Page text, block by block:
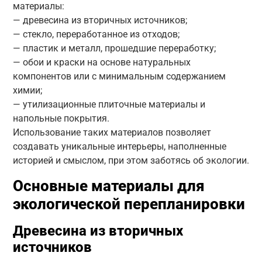
материалы:
— древесина из вторичных источников;
— стекло, переработанное из отходов;
— пластик и металл, прошедшие переработку;
— обои и краски на основе натуральных
компонентов или с минимальным содержанием
химии;
— утилизационные плиточные материалы и
напольные покрытия.
Использование таких материалов позволяет
создавать уникальные интерьеры, наполненные
историей и смыслом, при этом заботясь об экологии.
Основные материалы для
экологической перепланировки
Древесина из вторичных
источников